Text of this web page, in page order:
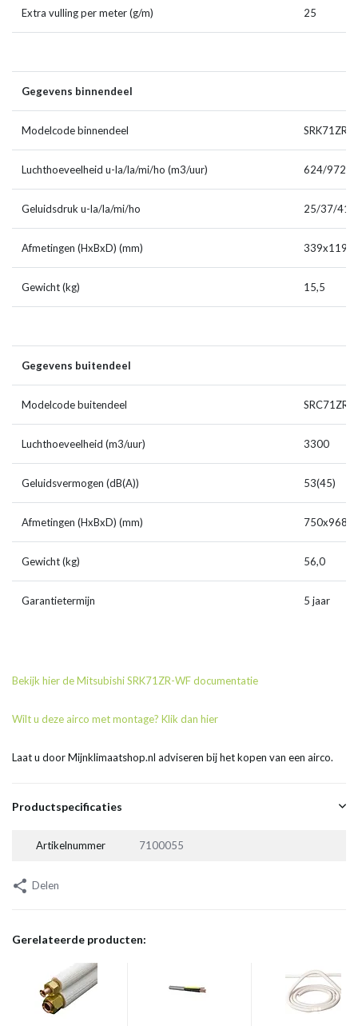
Extra vulling per meter (g/m) 25
Gegevens binnendeel
Modelcode binnendeel SRK71ZR-
Luchthoeveelheid u-la/la/mi/ho (m3/uur) 624/972/
Geluidsdruk u-la/la/mi/ho 25/37/41/
Afmetingen (HxBxD) (mm)
Gewicht (kg) 15,5
Gegevens buitendeel
Modelcode buitendeel SRC71ZR-
Luchthoeveelheid (m3/uur) 3300
Geluidsvermogen (dB(A)) 53(45)
Afmetingen (HxBxD) (mm)
Gewicht (kg) 56,0
Garantietermijn 5 jaar
Bekijk hier de Mitsubishi SRK71ZR-WF documentatie
Wilt u deze airco met montage? Klik dan hier
Laat u door Mijnklimaatshop.nl adviseren bij het kopen van een airco.
Productspecificaties
Artikelnummer 7100055
Delen
Gerelateerde producten: